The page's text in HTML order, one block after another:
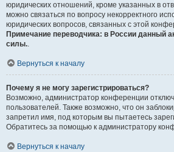
юридических отношений, кроме указанных в
можно связаться по вопросу некорректного
юридических вопросов, связанных с этой
Примечание переводчика: в России данный
силы..
Вернуться к началу
Почему я не могу зарегистрироваться?
Возможно, администратор конференции
пользователей. Также возможно, что он
запретил имя, под которым вы пытаетесь
Обратитесь за помощью к администратору
Вернуться к началу